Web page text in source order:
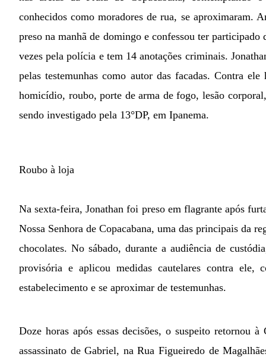
conhecidos como moradores de rua, se aproximaram.
preso na manhã de domingo e confessou ter
vezes pela polícia e tem 14 anotações criminais.
pelas testemunhas como autor das facadas. Contra
homicídio, roubo, porte de arma de fogo, lesão
sendo investigado pela 13°DP, em Ipanema.
Roubo à loja
Na sexta-feira, Jonathan foi preso em flagrante após
Nossa Senhora de Copacabana, uma das principais da
chocolates. No sábado, durante a audiência de
provisória e aplicou medidas cautelares contra ele,
estabelecimento e se aproximar de testemunhas.
Doze horas após essas decisões, o suspeito retornou
assassinato de Gabriel, na Rua Figueiredo de